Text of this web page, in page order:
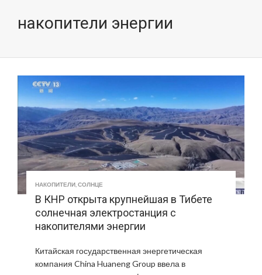
накопители энергии
НАКОПИТЕЛИ СОЛНЦЕ
В КНР открыта крупнейшая в Тибете
солнечная электростанция с
накопителями энергии
Китайская государственная энергетическая
компания China Huaneng Group ввела в